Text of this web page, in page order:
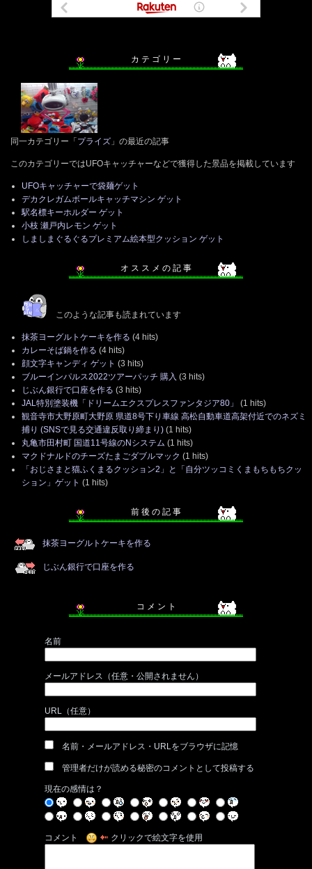
カ テ ゴ リ ー
同一カテゴリー「プライズ 」の最近の記事
このカテゴリーではUFOキャッチャーなどで獲得した景品を掲載しています
UFOキャッチャーで袋麺ゲット
デカクレガムボールキャッチマシン ゲット
駅名標キーホルダー ゲット
小枝 瀬戸内レモン ゲット
しましまぐるぐるプレミアム絵本型クッション ゲット
オ ス ス メ の 記 事
このような記事も読まれています
抹茶ヨーグルトケーキを作る (4 hits)
カレーそば鍋を作る (4 hits)
顔文字キャンディ ゲット (3 hits)
ブルーインパルス2022ツアーパッチ 購入 (3 hits)
じぶん銀行で口座を作る (3 hits)
JAL特別塗装機「ドリームエクスプレスファンタジア80」
(1 hits)
観音寺市大野原町大野原 県道8号下り車線 高松自動車道高架付近でのネズミ
捕り (SNSで見る交通違反取り締まり) (1 hits)
丸亀市田村町 国道11号線のNシステム (1 hits)
マクドナルドのチーズたまごダブルマック (1 hits)
「おじさまと猫ふくまるクッション2」と「自分ツッコミくまもちもちクッ
ション」ゲット (1 hits)
前 後 の 記 事
抹茶ヨーグルトケーキを作る
じぶん銀行で口座を作る
コ メ ン ト
名前
メールアドレス（任意・公開されません）
URL（任意）
名前・メールアドレス・URLをブラウザに記憶
管理者だけが読める秘密のコメントとして投稿する
現在の感情は？
コメント クリックで絵文字を使用